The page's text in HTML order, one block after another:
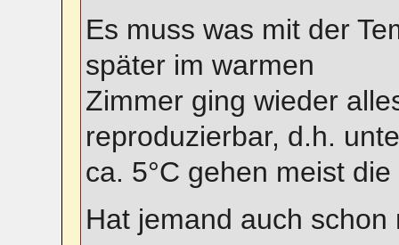
Es muss was mit der
später im warmen
Zimmer ging wieder
reproduzierbar, d.h.
ca. 5°C gehen meist
Hat jemand auch